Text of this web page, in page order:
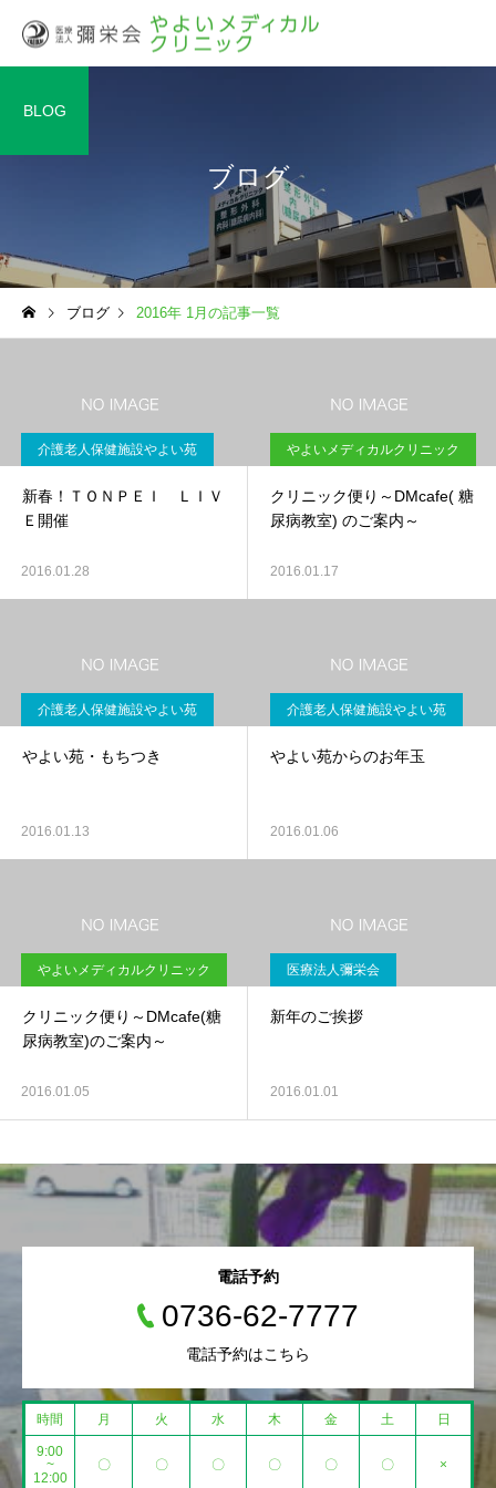
ブログ
BLOG
ブログ 2016年 1月の記事一覧
介護老人保健施設やよい苑
新春！ＴＯＮＰＥＩ ＬＩＶ
Ｅ開催
2016.01.28
やよいメディカルクリニック
クリニック便り～DMcafe( 糖
尿病教室) のご案内～
2016.01.17
介護老人保健施設やよい苑
やよい苑・もちつき
2016.01.13
介護老人保健施設やよい苑
やよい苑からのお年玉
2016.01.06
やよいメディカルクリニック
クリニック便り～DMcafe(糖
尿病教室)のご案内～
2016.01.05
医療法人彌栄会
新年のご挨拶
2016.01.01
電話予約
0736-62-7777
電話予約はこちら
時間 月 火 水 木 金 土 日
9:00
~
12:00
〇 〇 〇 〇 〇 〇 ×